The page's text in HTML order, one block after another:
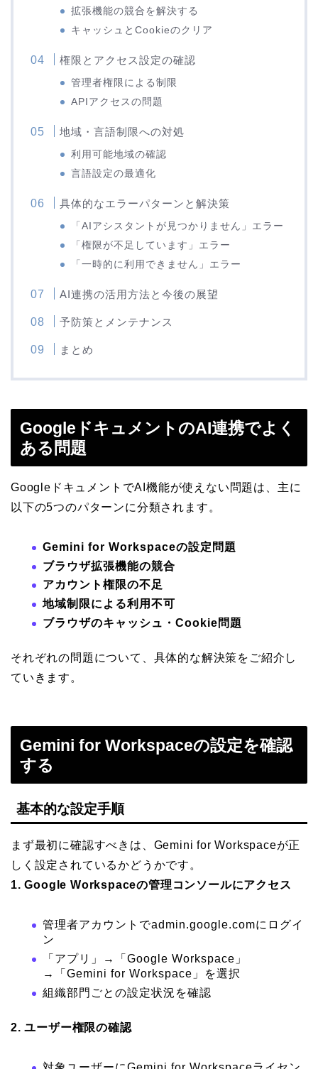
拡張機能の競合を解決する
キャッシュとCookieのクリア
権限とアクセス設定の確認
管理者権限による制限
APIアクセスの問題
地域・言語制限への対処
利用可能地域の確認
言語設定の最適化
具体的なエラーパターンと解決策
「AIアシスタントが見つかりません」エラー
「権限が不足しています」エラー
「一時的に利用できません」エラー
AI連携の活用方法と今後の展望
予防策とメンテナンス
まとめ
GoogleドキュメントのAI連携でよく
ある問題
GoogleドキュメントでAI機能が使えない問題は、主に
以下の5つのパターンに分類されます。
Gemini for Workspaceの設定問題
ブラウザ拡張機能の競合
アカウント権限の不足
地域制限による利用不可
ブラウザのキャッシュ・Cookie問題
それぞれの問題について、具体的な解決策をご紹介し
ていきます。
Gemini for Workspaceの設定を確認
する
基本的な設定手順
まず最初に確認すべきは、Gemini for Workspaceが正
しく設定されているかどうかです。
1. Google Workspaceの管理コンソールにアクセス
管理者アカウントでadmin.google.comにログイ
ン
「アプリ」→「Google Workspace」
→「Gemini for Workspace」を選択
組織部門ごとの設定状況を確認
2. ユーザー権限の確認